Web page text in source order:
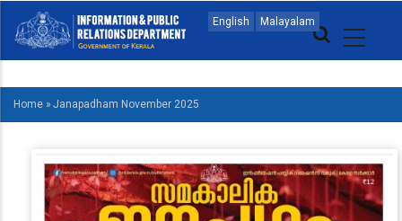
main
English Malayalam
MAIN
NAVIGATION
MALAYALAM
BREADCRUMB
Home » Janapadham November 2025